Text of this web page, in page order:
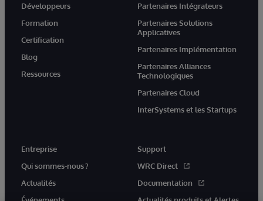
Développeurs
Formation
Certification
Blog
Ressources
Partenaires Intégrateurs
Partenaires Solutions
Applicatives
Partenaires Implémentation
Partenaires Alliances
Technologiques
Partenaires Cloud
InterSystems et les Startups
Entreprise
Qui sommes-nous ?
Actualités
Support
WRC Direct
Documentation